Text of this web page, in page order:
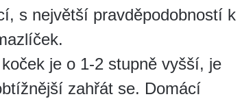
s největší pravděpodobností k
je o 1-2 stupně vyšší, je
zahřát se. Domácí